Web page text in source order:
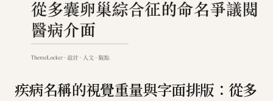
疾病名稱的視覺重量與字面排版：從多